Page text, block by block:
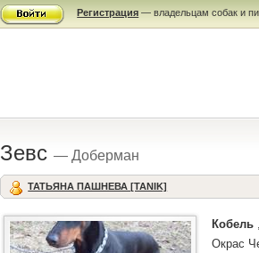
Регистрация — владельцам собак и
Зевс— Доберман
ТАТЬЯНА ПАШНЕВА [TANIK]
Кобель
Окрас